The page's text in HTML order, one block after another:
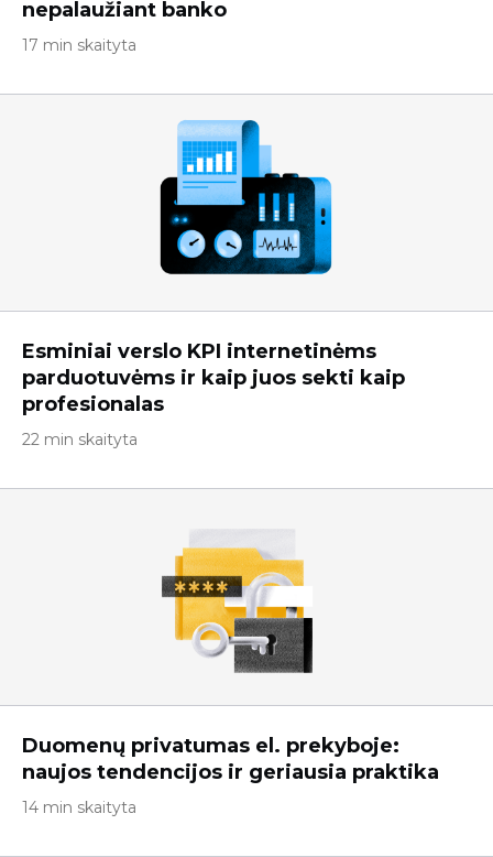
nepalaužiant banko
17 min skaityta
Esminiai verslo KPI internetinėms
parduotuvėms ir kaip juos sekti kaip
profesionalas
22 min skaityta
Duomenų privatumas el. prekyboje:
naujos tendencijos ir geriausia praktika
14 min skaityta